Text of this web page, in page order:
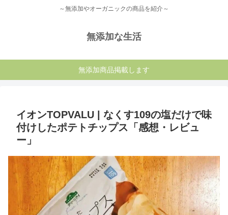
～無添加やオーガニックの商品を紹介～
無添加な生活
無添加商品掲載します
イオンTOPVALU | なくす109の塩だけで味
付けしたポテトチップス「感想・レビュ
ー」